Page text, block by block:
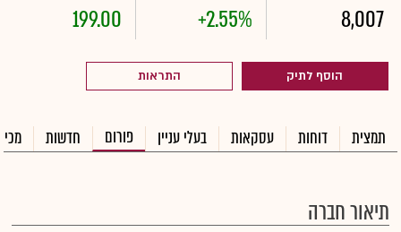
8,007
+2.55%
199.00
הוסף לתיק התראות
תמצית דוחות עסקאות בעלי עניין פורום חדשות
תיאור חברה